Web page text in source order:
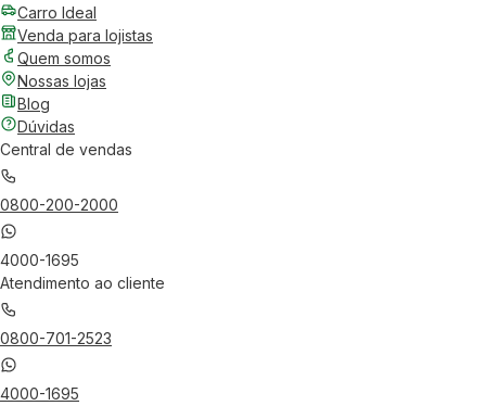
Carro Ideal
Venda para lojistas
Quem somos
Nossas lojas
Blog
Dúvidas
Central de vendas
0800-200-2000
4000-1695
Atendimento ao cliente
0800-701-2523
4000-1695